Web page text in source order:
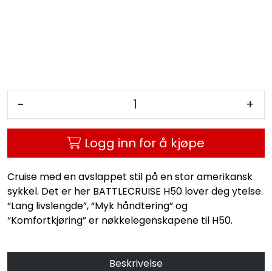
- +
Logg inn for å kjøpe
Cruise med en avslappet stil på en stor amerikansk
sykkel. Det er her BATTLECRUISE H50 lover deg ytelse.
“Lang livslengde”, “Myk håndtering” og
“Komfortkjøring” er nøkkelegenskapene til H50.
Beskrivelse